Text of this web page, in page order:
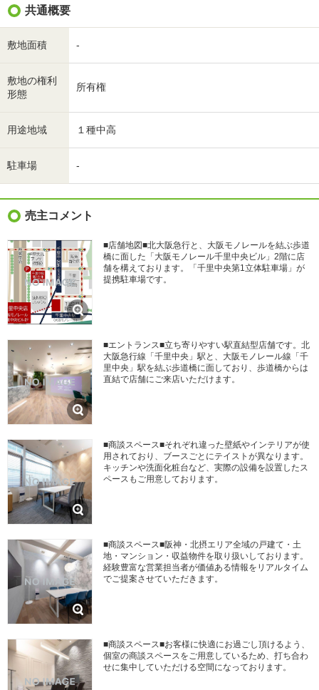
共通概要
敷地面積 -
敷地の権利
形態
所有権
用途地域 １種中高
駐車場 -
売主コメント
■店舗地図■北大阪急行と、大阪モノレールを結ぶ歩道
橋に面した「大阪モノレール千里中央ビル」2階に店
舗を構えております。「千里中央第1立体駐車場」が
提携駐車場です。
■エントランス■立ち寄りやすい駅直結型店舗です。北
大阪急行線「千里中央」駅と、大阪モノレール線「千
里中央」駅を結ぶ歩道橋に面しており、歩道橋からは
直結で店舗にご来店いただけます。
■商談スペース■それぞれ違った壁紙やインテリアが使
用されており、ブースごとにテイストが異なります。
キッチンや洗面化粧台など、実際の設備を設置したス
ペースもご用意しております。
■商談スペース■阪神・北摂エリア全域の戸建て・土
地・マンション・収益物件を取り扱いしております。
経験豊富な営業担当者が価値ある情報をリアルタイム
でご提案させていただきます。
■商談スペース■お客様に快適にお過ごし頂けるよう、
個室の商談スペースをご用意しているため、打ち合わ
せに集中していただける空間になっております。